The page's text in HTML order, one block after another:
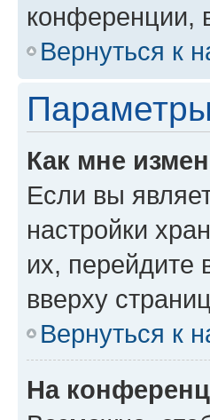
конференции,
Вернуться к
Как мне
Если вы
настройки
их, перейдите
вверху
Вернуться к
На